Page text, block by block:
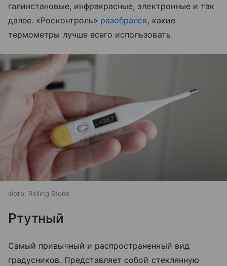
галинстановые, инфракрасные, электронные и так
далее. «Росконтроль» разобрался, какие
термометры лучше всего использовать.
Фото: Rolling Stone
Ртутный
Самый привычный и распространенный вид
градусников. Представляет собой стеклянную